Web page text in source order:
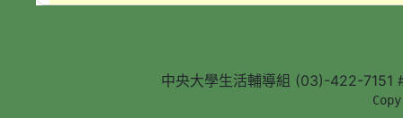
中央大學生活輔導組 (03)-422-7151